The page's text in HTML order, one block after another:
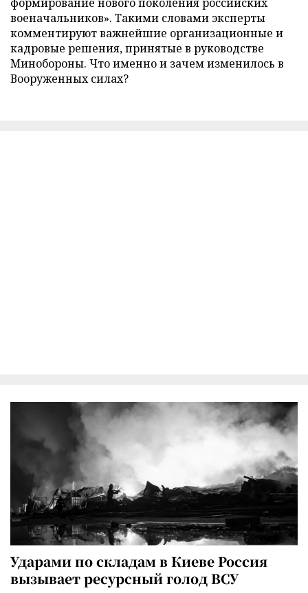
военачальников». Такими словами эксперты
комментируют важнейшие организационные и
кадровые решения, принятые в руководстве
Минобороны. Что именно и зачем изменилось в
Вооруженных силах?
Ударами по складам в Киеве Россия
вызывает ресурсный голод ВСУ